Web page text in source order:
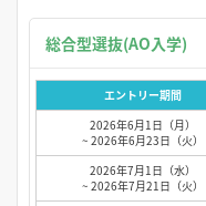
エントリー期間
2026年6月1日（月）
~ 2026年6月23日（火）
2026年7月1日（水）
~ 2026年7月21日（火）